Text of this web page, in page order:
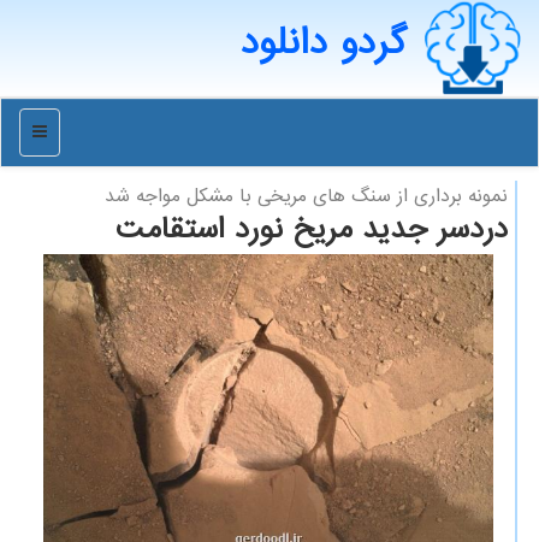
گردو دانلود
منو
نمونه برداری از سنگ های مریخی با مشكل مواجه شد
دردسر جدید مریخ نورد استقامت